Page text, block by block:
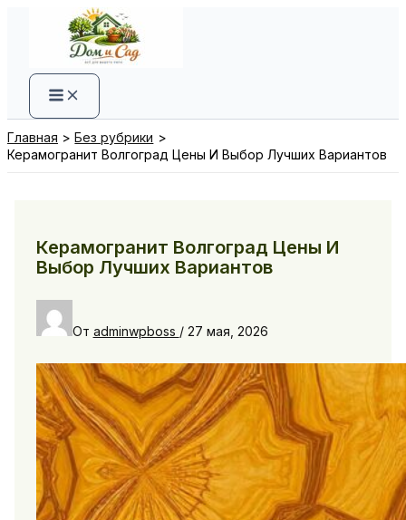
содержимому
Главная
Без рубрики
Керамогранит Волгоград Цены И Выбор Лучших Вариантов
Керамогранит Волгоград Цены И
Выбор Лучших Вариантов
От adminwpboss / 27 мая, 2026